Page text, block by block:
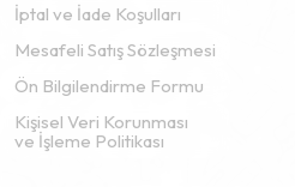
İptal ve İade Koşulları
Mesafeli Satış Sözleşmesi
Ön Bilgilendirme Formu
Kişisel Veri Korunması
ve İşleme Politikası